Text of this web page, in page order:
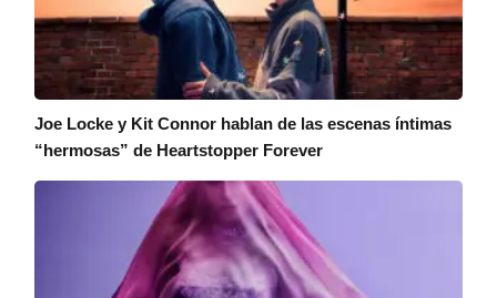
Joe Locke y Kit Connor hablan de las escenas íntimas
“hermosas” de Heartstopper Forever